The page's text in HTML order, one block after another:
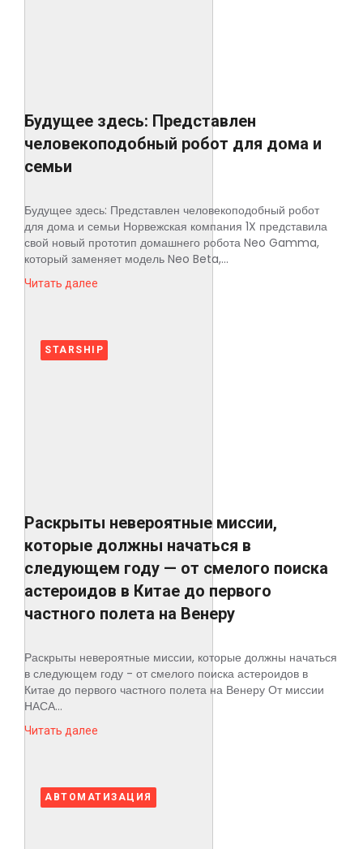
Будущее здесь: Представлен
человекоподобный робот для дома и
семьи
Будущее здесь: Представлен человекоподобный робот
для дома и семьи Норвежская компания 1X представила
свой новый прототип домашнего робота Neo Gamma,
который заменяет модель Neo Beta,...
Читать далее
STARSHIP
Раскрыты невероятные миссии,
которые должны начаться в
следующем году — от смелого поиска
астероидов в Китае до первого
частного полета на Венеру
Раскрыты невероятные миссии, которые должны начаться
в следующем году - от смелого поиска астероидов в
Китае до первого частного полета на Венеру От миссии
НАСА...
Читать далее
АВТОМАТИЗАЦИЯ